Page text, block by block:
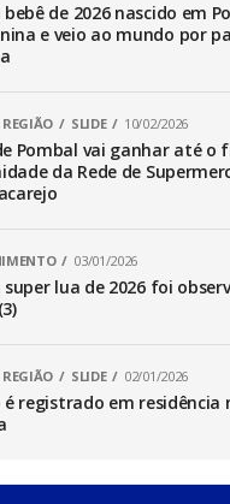
de 2026 nascido em
e veio ao mundo por
SLIDE 10/02/2026
Pombal vai ganhar até o
da Rede de
03/01/2026
super lua de 2026 foi
SLIDE 02/01/2026
é registrado em residência